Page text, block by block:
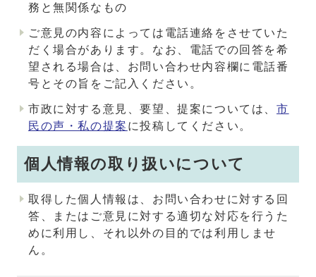
務と無関係なもの
ご意見の内容によっては電話連絡をさせていた
だく場合があります。なお、電話での回答を希
望される場合は、お問い合わせ内容欄に電話番
号とその旨をご記入ください。
市政に対する意見、要望、提案については、 市
民の声・私の提案 に投稿してください。
個人情報の取り扱いについて
取得した個人情報は、お問い合わせに対する回
答、またはご意見に対する適切な対応を行うた
めに利用し、それ以外の目的では利用しませ
ん。